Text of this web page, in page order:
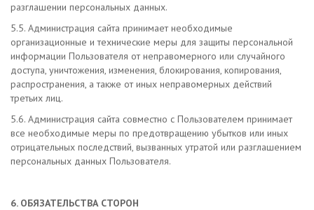
разглашении персональных данных.
5.5. Администрация сайта принимает необходимые
организационные и технические меры для защиты персональной
информации Пользователя от неправомерного или случайного
доступа, уничтожения, изменения, блокирования, копирования,
распространения, а также от иных неправомерных действий
третьих лиц.
5.6. Администрация сайта совместно с Пользователем принимает
все необходимые меры по предотвращению убытков или иных
отрицательных последствий, вызванных утратой или разглашением
персональных данных Пользователя.
6. ОБЯЗАТЕЛЬСТВА СТОРОН